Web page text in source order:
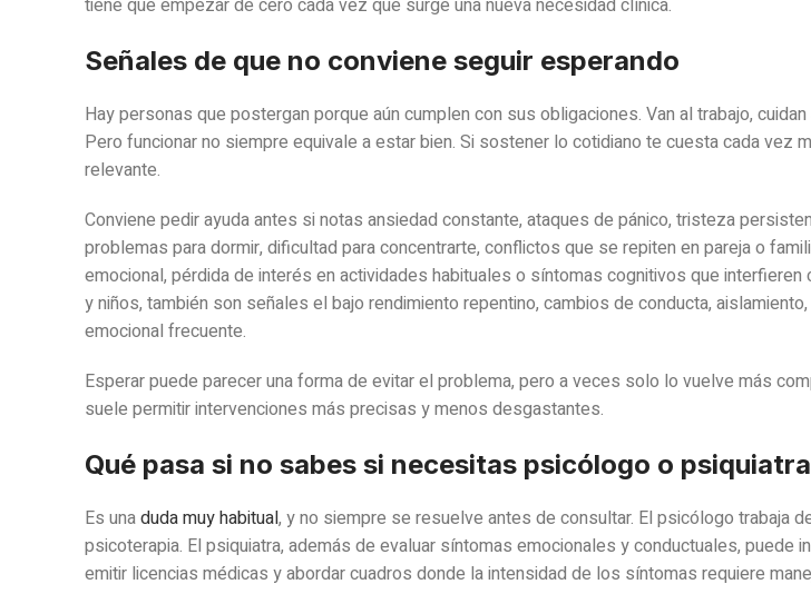
tiene que empezar de cero cada vez que surge una nueva necesidad clínica.
Señales de que no conviene seguir esperando
Hay personas que postergan porque aún cumplen con sus obligaciones. Van al trabajo,
Pero funcionar no siempre equivale a estar bien. Si sostener lo cotidiano te cuesta cada vez
relevante.
Conviene pedir ayuda antes si notas ansiedad constante, ataques de pánico, tristeza
problemas para dormir, dificultad para concentrarte, conflictos que se repiten en pareja o
emocional, pérdida de interés en actividades habituales o síntomas cognitivos que interfieren
y niños, también son señales el bajo rendimiento repentino, cambios de conducta,
emocional frecuente.
Esperar puede parecer una forma de evitar el problema, pero a veces solo lo vuelve más
suele permitir intervenciones más precisas y menos desgastantes.
Qué pasa si no sabes si necesitas psicólogo o psiquiatra
Es unaduda muy habitual, y no siempre se resuelve antes de consultar. El psicólogo trabaja
psicoterapia. El psiquiatra, además de evaluar síntomas emocionales y conductuales, puede
emitir licencias médicas y abordar cuadros donde la intensidad de los síntomas requiere